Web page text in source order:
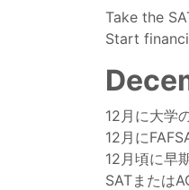
Take the
Start
12月に大学
12月に
12月頃に早
SATまたは